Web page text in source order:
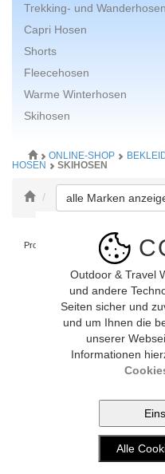
Outdoor & Travel
und andere
Seiten sicher und
und um Ihnen die
unserer
Informationen
Trekking- und Wanderhosen
Capri Hosen
Shorts
Fleecehosen
Warme Winterhosen
Skihosen
ONLINE-SHOP
HOSEN
SKIHOSEN
alle Marken
Produkte pro Seite 10 20
Ein
Die